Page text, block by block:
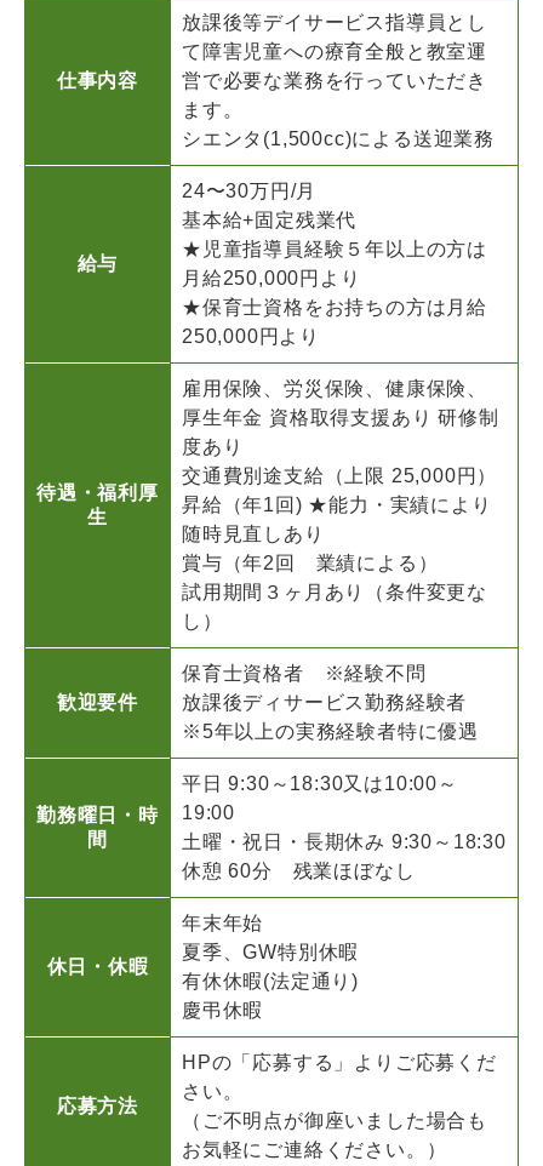
仕事内容
放課後等デイサービス指導員とし
て障害児童への療育全般と教室運
営で必要な業務を行っていただき
ます。
シエンタ(1,500cc)による送迎業務
給与
24〜30万円/月
基本給+固定残業代
★児童指導員経験５年以上の方は
月給250,000円より
★保育士資格をお持ちの方は月給
250,000円より
待遇・福利厚
生
雇用保険、労災保険、健康保険、
厚生年金 資格取得支援あり 研修制
度あり
交通費別途支給（上限 25,000円）
昇給（年1回) ★能力・実績により
随時見直しあり
賞与（年2回 業績による）
試用期間３ヶ月あり（条件変更な
し）
歓迎要件
保育士資格者 ※経験不問
放課後ディサービス勤務経験者
※5年以上の実務経験者特に優遇
勤務曜日・時
間
平日 9:30～18:30又は10:00～
19:00
土曜・祝日・長期休み 9:30～18:30
休憩 60分 残業ほぼなし
休日・休暇
年末年始
夏季、GW特別休暇
有休休暇(法定通り)
慶弔休暇
応募方法
HPの「応募する」よりご応募くだ
さい。
（ご不明点が御座いました場合も
お気軽にご連絡ください。）